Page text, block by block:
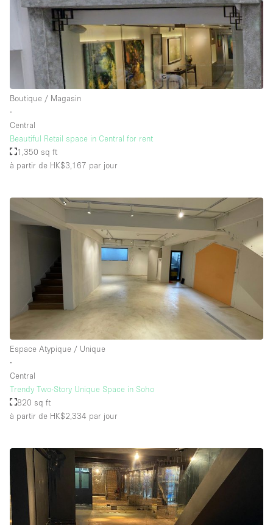
Boutique / Magasin
∙
Central
Beautiful Retail space in Central for rent
1,350 sq ft
à partir de HK$3,167 par jour
Espace Atypique / Unique
∙
Central
Trendy Two-Story Unique Space in Soho
820 sq ft
à partir de HK$2,334 par jour